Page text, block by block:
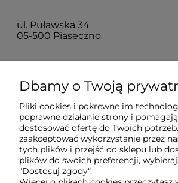
ul. Puławska 34
05-500 Piaseczno
Dla klientów
Informacje
O firmie
Dbamy o Twoją
Pliki cookies i pokrewne im
poprawne działanie strony i
dostosować ofertę do Twoich
zaakceptować wykorzystanie przez
tych plików i przejść do sklepu lub
plików do swoich preferencji,
"Dostosuj zgody".